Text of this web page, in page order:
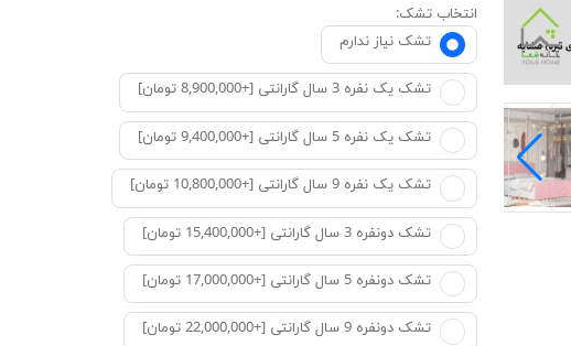
انتخاب تشک:
تشک نیاز ندارم
تشک یک نفره 3 سال گارانتی [+8,900,000 تومان]
تشک یک نفره 5 سال گارانتی [+9,400,000 تومان]
تشک یک نفره 9 سال گارانتی [+10,800,000 تومان]
تشک دونفره 3 سال گارانتی [+15,400,000 تومان]
تشک دونفره 5 سال گارانتی [+17,000,000 تومان]
تشک دونفره 9 سال گارانتی [+22,000,000 تومان]